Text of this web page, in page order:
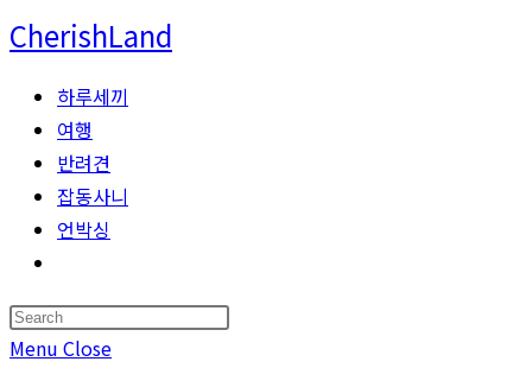
Skip
to
content
CherishLand
하루세끼
여행
반려견
잡동사니
언박싱
search
Press
Menu Close